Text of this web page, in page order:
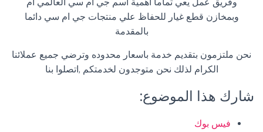
وبمخازن قطع غيار للحفاظ علي منتجات جي ام سي دائما
بالمقدمة
نحن ملتزمون بتقديم خدمة باسعار محدوده وترضي جميع عملائنا
الكرام لذلك نحن متوجدون لخدمتكم ,اتصلوا بنا
شارك هذا الموضوع:
فيس بوك